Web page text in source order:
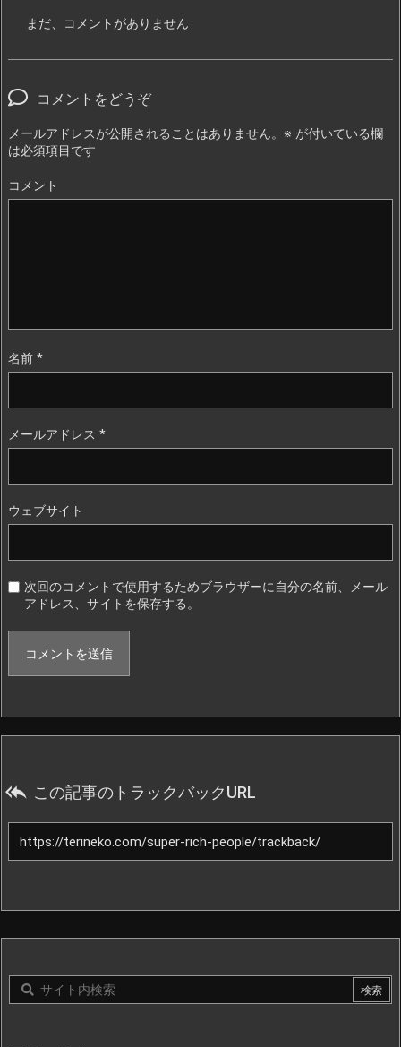
まだ、コメントがありません
コメントをどうぞ
メールアドレスが公開されることはありません。 ※ が付いている欄
は必須項目です
コメント
名前 *
メールアドレス *
ウェブサイト
次回のコメントで使用するためブラウザーに自分の名前、メール
アドレス、サイトを保存する。
 この記事のトラックバックURL